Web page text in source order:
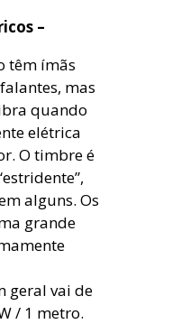
–
têm ímãs
mas
quando
elétrica
O timbre é
alguns. Os
grande
geral vai de
/ 1 metro.